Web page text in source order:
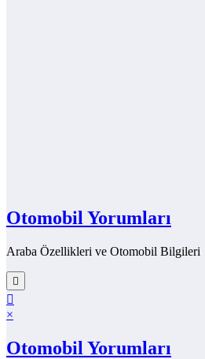
Otomobil Yorumları
Araba Özellikleri ve Otomobil Bilgileri
×
Otomobil Yorumları